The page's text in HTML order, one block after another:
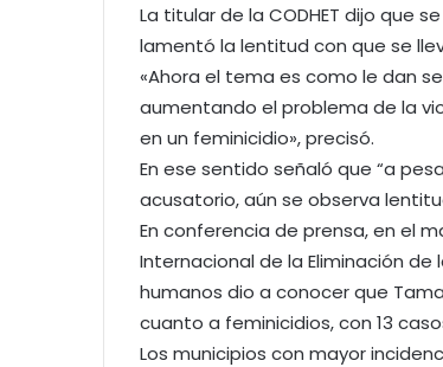
La titular de la CODHET dijo que
lamentó la lentitud con que se
«Ahora el tema es como le dan
aumentando el problema de la
en un feminicidio», precisó.
En ese sentido señaló que “a
acusatorio, aún se observa
En conferencia de prensa, en el
Internacional de la Eliminación
humanos dio a conocer que
cuanto a feminicidios, con 13
Los municipios con mayor